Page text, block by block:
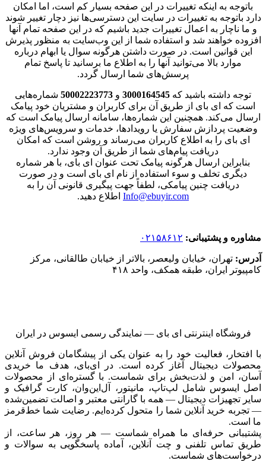
باتوجه به اینکه تغییرات در این صفحه بسیار کم است، اما امکان
دارد باتوجه به تغییرات در سایت این دسترسی‌ها نیز دچار تغییر شوند
و ما ناچار به اعمال تغییرات جدید باشیم که در این صفحه تمام آنها
افزوده خواهند شد و استفاده شما از این وب‌سایت به منظور پذیرش
این قوانین است. در صورت داشتن هرگونه سوال یا ابهام درباره
موارد بالا می‌توانید آنها را به اطلاع ما برسانید تا پاسخ تمام
پرسش‌های شما ارسال گردد.
توجه داشته باشید که 3000164545 و 50002223773 شماره‌هایی
است که ای بای از طریق آن برای کاربران و مشتریان خود پیامک
ارسال می‌کند. همچنین این شماره‌‌ها، سامانه ارسال پیامک است که
وضعیت پردازش سفارش یا رویدادها، خدمات و سرویس‌های ویژه
ای بای را به اطلاع کاربران می‌رساند و روشن است که امکان
دریافت پیام‌های شما از طریق آن وجود ندارد.
بنابراین ارسال هرگونه پیامک تحت عنوان ای بای، با هر شماره
دیگری تخلف و سوء استفاده از نام ای بای است و در صورت
دریافت چنین پیامکی، لطفاً جهت پیگیری قانونی آن را به
Info@ebuyir.com اطلاع دهید.
مشاوره و پشتیبانی: ۰۲۱۵۸۶۱۲
آدرس: تهران، خیابان ولیعصر، بالاتر از خیابان طالقانی، مرکز
کامپیوتر ایران، طبقه همکف، واحد ۴۱۸
فروشگاه اینترنتی ای‌ بای — نمایندگی رسمی ایسوس در ایران
با افتخار، فعالیت خود را به عنوان یکی از پیشگامان فروش آنلاین
محصولات دیجیتال آغاز کرده است. در ای‌بای، هدف ما خریدی
آسان، امن و لذت‌بخش برای شماست. با گستره‌ای از محصولات
اصل ایسوس شامل لپ‌تاپ، مانیتور، آل‌این‌وان، کارت گرافیک و
سایر تجهیزات دیجیتال — همه با گارانتی معتبر و اصالت تضمین‌شده
— تجربه خرید آنلاین شما را متحول کرده‌ایم. رضایت شما خط‌قرمز
ما است.
پشتیبانی حرفه‌ای ما همراه شماست — هر روز، هر ساعت، از
طریق تماس تلفنی و چت آنلاین، آماده پاسخگویی به سوالات و
درخواست‌های شماست.